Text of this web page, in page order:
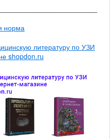
норма
литературу по УЗИ
shopdon.ru